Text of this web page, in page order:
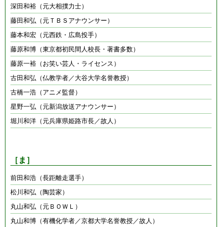
深田和裕（元大相撲力士）
藤田和弘（元ＴＢＳアナウンサー）
藤本和宏（元西鉄・広島投手）
藤原和博（東京都初民間人校長・著書多数）
藤原一裕（お笑い芸人・ライセンス）
古田和弘（仏教学者／大谷大学名誉教授）
古橋一浩（アニメ監督）
星野一弘（元新潟放送アナウンサー）
堀川和洋（元兵庫県姫路市長／故人）
［ま］
前田和浩（長距離走選手）
松川和弘（陶芸家）
丸山和弘（元ＢＯＷＬ）
丸山和博（有機化学者／京都大学名誉教授／故人）